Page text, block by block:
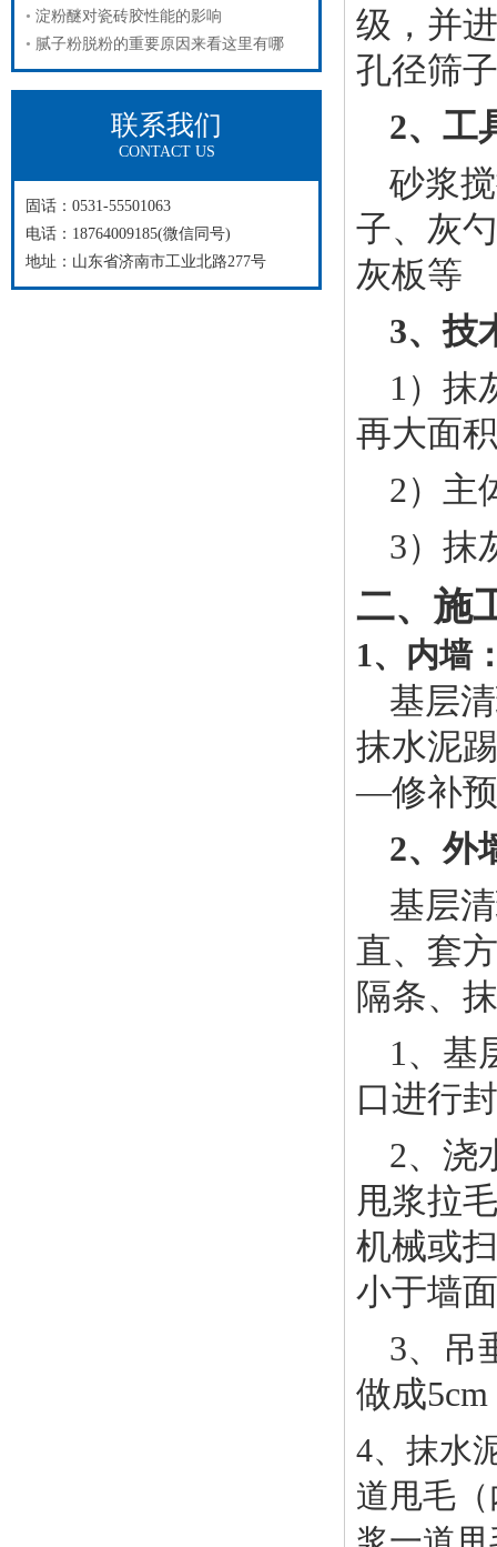
级，并
孔径筛
2、工
砂浆
子、灰
灰板等
3、技
1）抹
再大面
2）主
3）抹
二、施
1、内墙
基层
抹水泥
—修补
2、外
基层
直、套
隔条、
1、基
口进行
2、浇
甩浆拉
机械或
小于墙
3、吊
做成
4、抹水
道甩毛
淀粉醚对瓷砖胶性能的影响
腻子粉脱粉的重要原因来看这里有哪
联系我们
CONTACT US
固话：0531-55501063
电话：18764009185(微信同号)
地址：山东省济南市工业北路277号